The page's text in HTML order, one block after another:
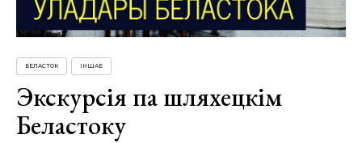
БЕЛАСТОК ІНШАЕ
Экскурсія па шляхецкім
Беластоку